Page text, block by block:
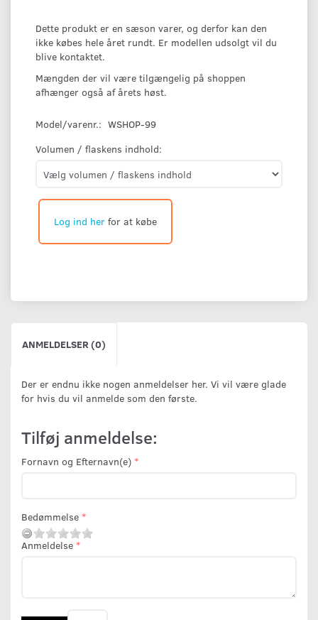
Dette produkt er en sæson varer, og derfor kan den
ikke købes hele året rundt. Er modellen udsolgt vil du
blive kontaktet.
Mængden der vil være tilgængelig på shoppen
afhænger også af årets høst.
Model/varenr.: WSHOP-99
Volumen / flaskens indhold:
Log ind her for at købe
ANMELDELSER (0)
Der er endnu ikke nogen anmeldelser her. Vi vil være glade
for hvis du vil anmelde som den første.
Tilføj anmeldelse:
Fornavn og Efternavn(e)
Bedømmelse
Anmeldelse